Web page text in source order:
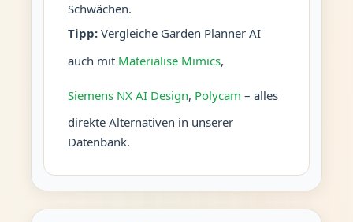
Schwächen.
Tipp:Vergleiche Garden Planner AI
auch mit Materialise Mimics,
Siemens NX AI Design, Polycam – alles
direkte Alternativen in unserer
Datenbank.